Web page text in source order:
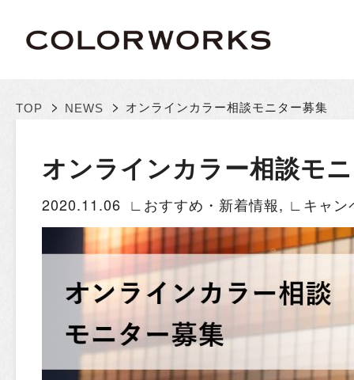
TOP > NEWS > オンラインカラー相談モニター募集
オンラインカラー相談モ
2020.11.06 ∟おすすめ・新着情報, ∟キャン